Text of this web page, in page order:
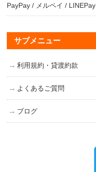
PayPay / メルペイ / LINEPay
サブメニュー
利用規約・貸渡約款
よくあるご質問
ブログ